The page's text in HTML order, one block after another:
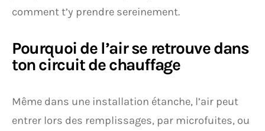
comment t’y prendre sereinement.
Pourquoi de l’air se retrouve dans
ton circuit de chauffage
Même dans une installation étanche, l’air peut
entrer lors des remplissages, par microfuites, ou